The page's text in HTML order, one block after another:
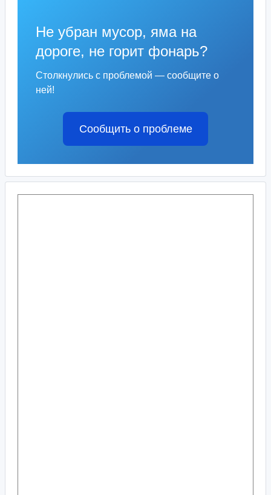
Не убран мусор, яма на
дороге, не горит фонарь?
Столкнулись с проблемой — сообщите о
ней!
Сообщить о проблеме